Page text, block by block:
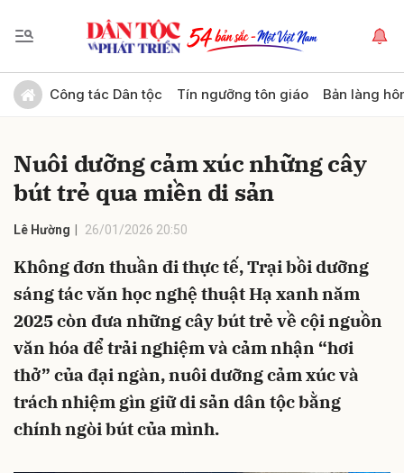
Công tác Dân tộc Tín ngưỡng tôn giáo Bản làng
Nuôi dưỡng cảm xúc những cây
bút trẻ qua miền di sản
Lê Hường 26/01/2026 20:50
Không đơn thuần đi thực tế, Trại bồi dưỡng
sáng tác văn học nghệ thuật Hạ xanh năm
2025 còn đưa những cây bút trẻ về cội nguồn
văn hóa để trải nghiệm và cảm nhận “hơi
thở” của đại ngàn, nuôi dưỡng cảm xúc và
trách nhiệm gìn giữ di sản dân tộc bằng
chính ngòi bút của mình.
Gửi bình luận
Hủy Gửi